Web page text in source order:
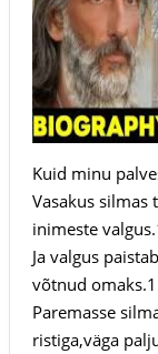
Kuid minu
Vasakus silmas
inimeste
Ja valgus
võtnud
Paremasse
ristiga,väga